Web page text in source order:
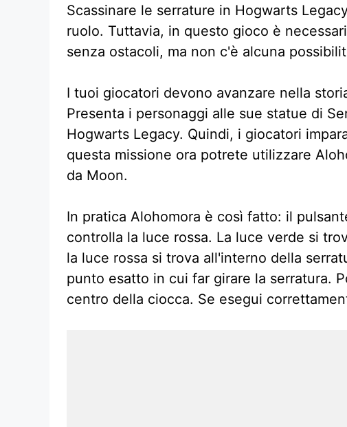
Scassinare le serrature in Hogwarts
ruolo. Tuttavia, in questo gioco è
senza ostacoli, ma non c'è alcuna
I tuoi giocatori devono avanzare nella
Presenta i personaggi alle sue statue di
Hogwarts Legacy. Quindi, i giocatori
questa missione ora potrete utilizzare
da Moon.
In pratica Alohomora è così fatto: il
controlla la luce rossa. La luce verde si
la luce rossa si trova all'interno della
punto esatto in cui far girare la serratura.
centro della ciocca. Se esegui